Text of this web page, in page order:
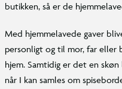
butikken, så er de
Med hjemmelavede gaver
personligt og til mor, far
hjem. Samtidig er det en
når I kan samles om